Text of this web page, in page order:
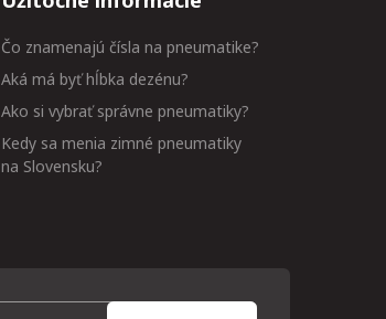
Čo znamenajú čísla na pneumatike?
Aká má byť hĺbka dezénu?
Ako si vybrať správne pneumatiky?
Kedy sa menia zimné pneumatiky
na Slovensku?